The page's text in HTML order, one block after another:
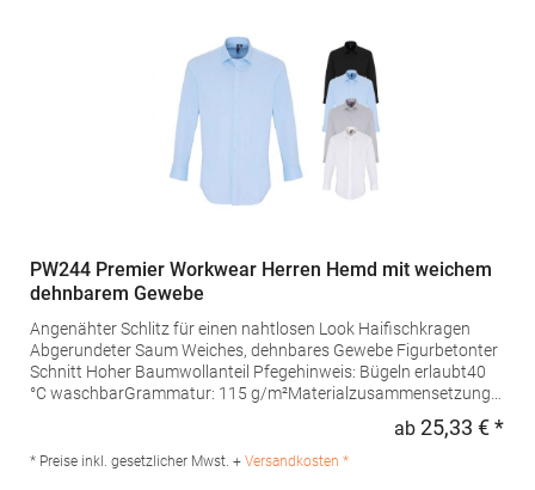
PW244 Premier Workwear Herren Hemd mit weichem
dehnbarem Gewebe
Angenähter Schlitz für einen nahtlosen Look Haifischkragen
Abgerundeter Saum Weiches, dehnbares Gewebe Figurbetonter
Schnitt Hoher Baumwollanteil Pfegehinweis: Bügeln erlaubt40
°C waschbarGrammatur: 115 g/m²Materialzusammensetzung:
Produktsicherheit: Herst.-Nr.: PR244 Hersteller: Premier Clothing
Ltd President Kennedylaan 19 Office 3.39 2517JK Gravenhage
ab 25,33 € *
* Preise inkl. gesetzlicher Mwst. + Versandkosten *